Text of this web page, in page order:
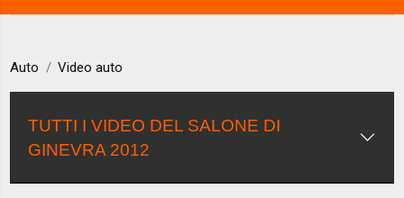
e
Auto Video auto
TUTTI I VIDEO DEL SALONE DI
GINEVRA 2012